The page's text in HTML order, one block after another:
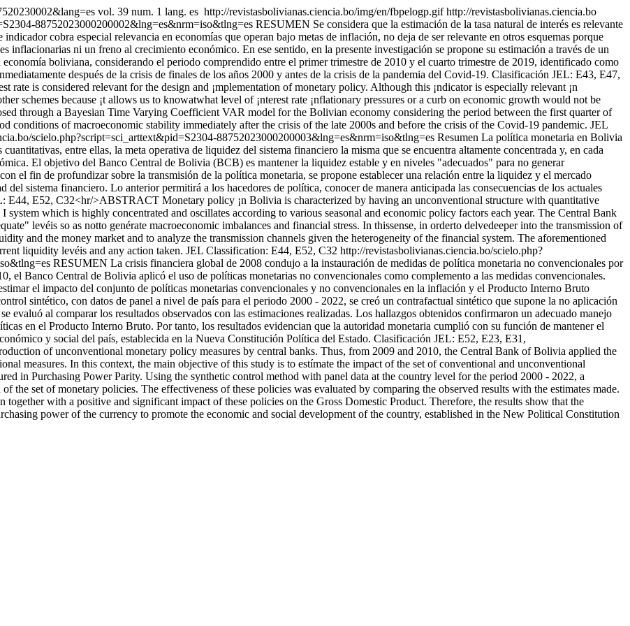
vol. 39 num. 1 lang. es http://revistasbolivianas.ciencia.bo/img/en/fbpelogp.gif http://revistasbolivianas.ciencia.bo
88752023000200002&lng=es&nrm=iso&tlng=es RESUMEN Se considera que la estimación de la tasa natural de interés es relevante
cobra especial relevancia en economías que operan bajo metas de inflación, no deja de ser relevante en otros esquemas porque
inflacionarias ni un freno al crecimiento económico. En ese sentido, en la presente investigación se propone su estimación a través de un
boliviana, considerando el periodo comprendido entre el primer trimestre de 2010 y el cuarto trimestre de 2019, identificado como
después de la crisis de finales de los años 2000 y antes de la crisis de la pandemia del Covid-19. Clasificación JEL: E43, E47,
is considered relevant for the design and ¡mplementation of monetary policy. Although this ¡ndicator is especially relevant ¡n
schemes because ¡t allows us to knowatwhat level of ¡nterest rate ¡nflationary pressures or a curb on economic growth would not be
through a Bayesian Time Varying Coefficient VAR model for the Bolivian economy considering the period between the first quarter of
conditions of macroeconomic stability immediately after the crisis of the late 2000s and before the crisis of the Covid-19 pandemic. JEL
scielo.php?script=sci_arttext&pid=S2304-88752023000200003&lng=es&nrm=iso&tlng=es Resumen La política monetaria en Bolivia
entre ellas, la meta operativa de liquidez del sistema financiero la misma que se encuentra altamente concentrada y, en cada
El objetivo del Banco Central de Bolivia (BCB) es mantener la liquidez estable y en niveles "adecuados" para no generar
el fin de profundizar sobre la transmisión de la política monetaria, se propone establecer una relación entre la liquidez y el mercado
del sistema financiero. Lo anterior permitirá a los hacedores de política, conocer de manera anticipada las consecuencias de los actuales
E44, E52, C32<hr/>ABSTRACT Monetary policy ¡n Bolivia is characterized by having an unconventional structure with quantitative
which is highly concentrated and oscillates according to various seasonal and economic policy factors each year. The Central Bank
levéis so as notto genérate macroeconomic imbalances and financial stress. In thissense, in orderto delvedeeper into the transmission of
and the money market and to analyze the transmission channels given the heterogeneity of the financial system. The aforementioned
liquidity levéis and any action taken. JEL Classification: E44, E52, C32 http://revistasbolivianas.ciencia.bo/scielo.php?
RESUMEN La crisis financiera global de 2008 condujo a la instauración de medidas de política monetaria no convencionales por
el Banco Central de Bolivia aplicó el uso de políticas monetarias no convencionales como complemento a las medidas convencionales.
el impacto del conjunto de políticas monetarias convencionales y no convencionales en la inflación y el Producto Interno Bruto
sintético, con datos de panel a nivel de país para el periodo 2000 - 2022, se creó un contrafactual sintético que supone la no aplicación
evaluó al comparar los resultados observados con las estimaciones realizadas. Los hallazgos obtenidos confirmaron un adecuado manejo
en el Producto Interno Bruto. Por tanto, los resultados evidencian que la autoridad monetaria cumplió con su función de mantener el
y social del país, establecida en la Nueva Constitución Política del Estado. Clasificación JEL: E52, E23, E31,
of unconventional monetary policy measures by central banks. Thus, from 2009 and 2010, the Central Bank of Bolivia applied the
measures. In this context, the main objective of this study is to estímate the impact of the set of conventional and unconventional
in Purchasing Power Parity. Using the synthetic control method with panel data at the country level for the period 2000 - 2022, a
the set of monetary policies. The effectiveness of these policies was evaluated by comparing the observed results with the estimates made.
with a positive and significant impact of these policies on the Gross Domestic Product. Therefore, the results show that the
power of the currency to promote the economic and social development of the country, established in the New Political Constitution